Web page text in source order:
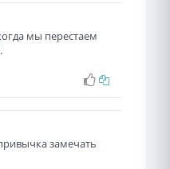
мы перестаем
замечать